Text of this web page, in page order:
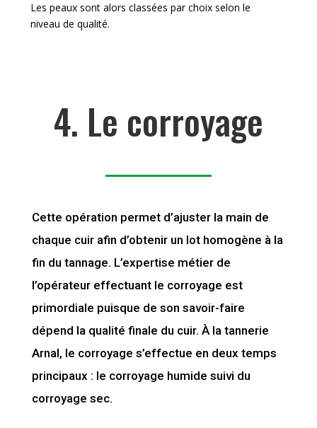
Les peaux sont alors classées par choix selon le
niveau de qualité.
4. Le corroyage
Cette opération permet d’ajuster la main de
chaque cuir afin d’obtenir un lot homogène à la
fin du tannage. L’expertise métier de
l’opérateur effectuant le corroyage est
primordiale puisque de son savoir-faire
dépend la qualité finale du cuir. À la tannerie
Arnal, le corroyage s’effectue en deux temps
principaux : le corroyage humide suivi du
corroyage sec.